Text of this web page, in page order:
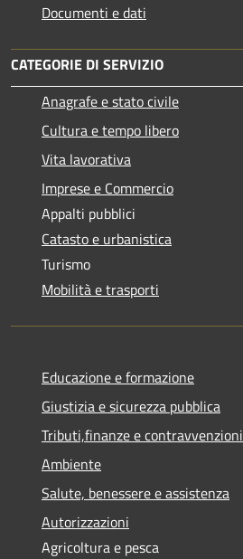
Documenti e dati
CATEGORIE DI SERVIZIO
Anagrafe e stato civile
Cultura e tempo libero
Vita lavorativa
Imprese e Commercio
Appalti pubblici
Catasto e urbanistica
Turismo
Mobilità e trasporti
Educazione e formazione
Giustizia e sicurezza pubblica
Tributi,finanze e contravvenzioni
Ambiente
Salute, benessere e assistenza
Autorizzazioni
Agricoltura e pesca